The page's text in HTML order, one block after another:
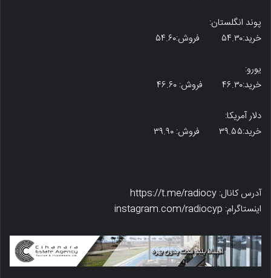
پوند انگلستان:
خرید:۵۴.۳۰ فروش:۵۴.۶۰
یورو:
خرید:۴۶.۳۰ فروش: ۴۶.۶۰
دلار آمریکا:
خرید:۳۹.۵۵ فروش: ۳۹.۹۰
آدرس کانال: https://t.me/radiocy
اینستاگرام: instagram.com/radiocyp